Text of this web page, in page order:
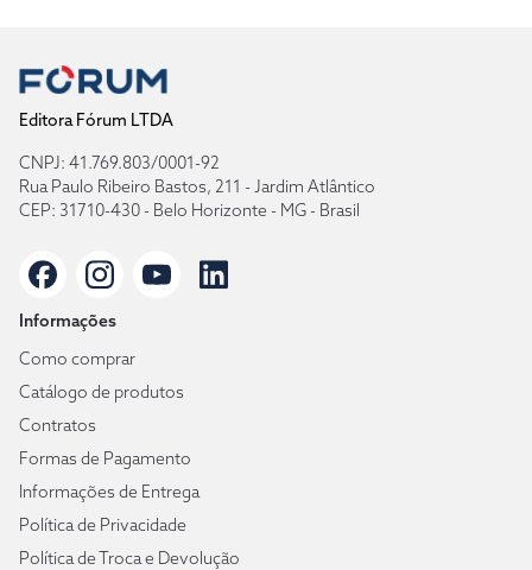
Editora Fórum LTDA
CNPJ: 41.769.803/0001-92
Rua Paulo Ribeiro Bastos, 211 - Jardim Atlântico
CEP: 31710-430 - Belo Horizonte - MG - Brasil
Informações
Como comprar
Catálogo de produtos
Contratos
Formas de Pagamento
Informações de Entrega
Política de Privacidade
Política de Troca e Devolução